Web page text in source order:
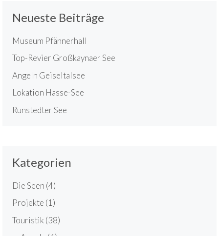
Neueste Beiträge
Museum Pfännerhall
Top-Revier Großkaynaer See
Angeln Geiseltalsee
Lokation Hasse-See
Runstedter See
Kategorien
Die Seen (4)
Projekte (1)
Touristik (38)